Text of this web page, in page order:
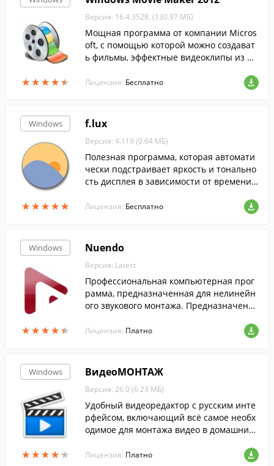
★★★★★
★★★★★
Версия: 16.4.3528. (130.97 МБ)
Мощная программа от компании Micros
oft, с помощью которой можно создават
ь фильмы, эффектные видеоклипы из фо
Лицензия: Бесплатно
Windows
★★★★★
★★★★★
f.lux
Версия: 4.119 (0.64 МБ)
Полезная программа, которая автомати
чески подстраивает яркость и тонально
сть дисплея в зависимости от времени с
Лицензия: Бесплатно
Windows
★★★★★
★★★★★
Nuendo
Версия: Latest
Профессиональная компьютерная прог
рамма, предназначенная для нелинейн
ого звукового монтажа. Предназначена
ыми дорожками видео файлов....
Лицензия: Платно
Windows
★★★★★
★★★★★
ВидеоМОНТАЖ
Версия: 26.0 (6.23 МБ)
Удобный видеоредактор с русским инте
рфейсом, включающий всё самое необх
одимое для монтажа видео в домашних
ектов, титров, заставок и даже фоновой
Лицензия: Платно